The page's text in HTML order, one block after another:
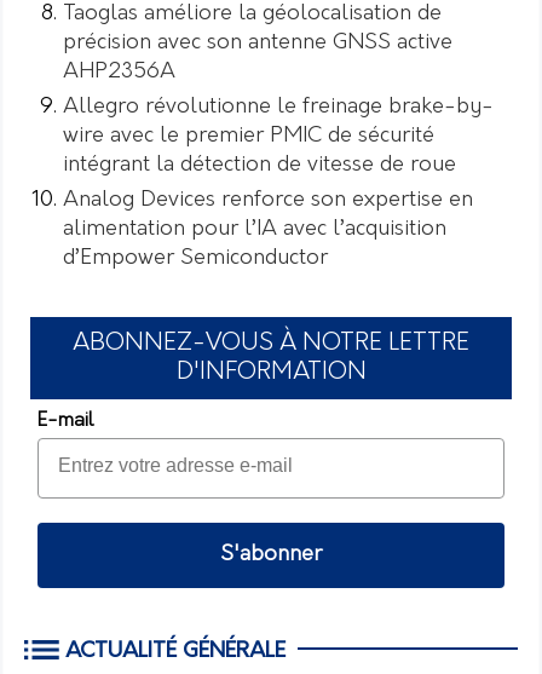
Taoglas améliore la géolocalisation de
précision avec son antenne GNSS active
AHP2356A
Allegro révolutionne le freinage brake-by-
wire avec le premier PMIC de sécurité
intégrant la détection de vitesse de roue
Analog Devices renforce son expertise en
alimentation pour l’IA avec l’acquisition
d’Empower Semiconductor
ABONNEZ-VOUS À NOTRE LETTRE
D'INFORMATION
E-mail
S'abonner
ACTUALITÉ GÉNÉRALE